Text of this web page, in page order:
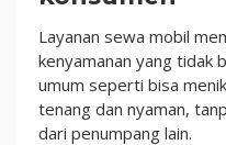
Layanan sewa mobil
kenyamanan yang tidak
umum seperti bisa
tenang dan nyaman,
dari penumpang lain.